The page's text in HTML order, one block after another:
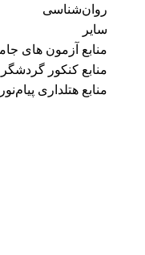
روان‌شناسی
سایر
منابع آزمون های
منابع کنکور
منابع هتلداری پیام‌نور